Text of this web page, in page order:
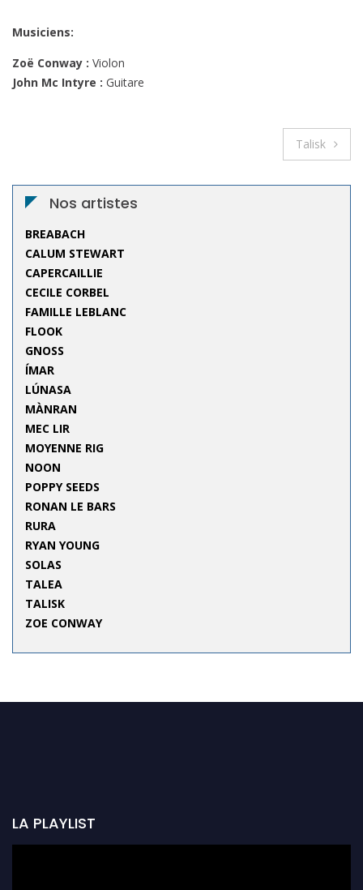
Musiciens:
Zoë Conway : Violon
John Mc Intyre : Guitare
de
l’article
Talisk
Nos artistes
BREABACH
CALUM STEWART
CAPERCAILLIE
CECILE CORBEL
FAMILLE LEBLANC
FLOOK
GNOSS
ÍMAR
LÚNASA
MÀNRAN
MEC LIR
MOYENNE RIG
NOON
POPPY SEEDS
RONAN LE BARS
RURA
RYAN YOUNG
SOLAS
TALEA
TALISK
ZOE CONWAY
LA PLAYLIST